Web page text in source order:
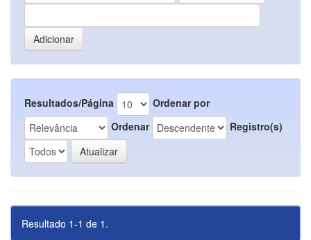
Resultados/Página
Ordenar por
Ordenar
Registro(s)
Resultado 1-1 de 1.